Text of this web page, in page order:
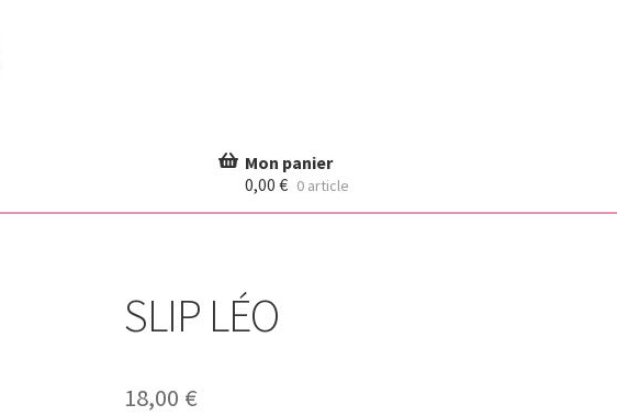
0,00 € 0 article
SLIP LÉO
18,00 €